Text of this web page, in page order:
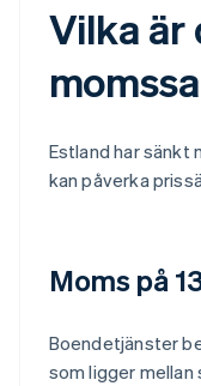
Vilka är
Estland har sänkt
kan påverka
Moms på
Boendetjänster
som ligger mellan